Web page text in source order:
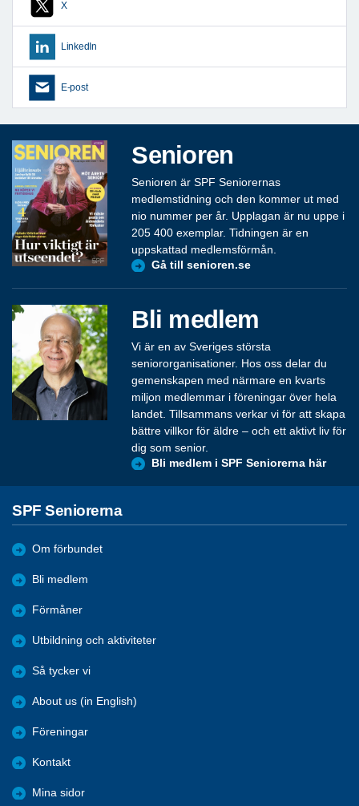
X
LinkedIn
E-post
Senioren
Senioren är SPF Seniorernas
medlemstidning och den kommer ut med
nio nummer per år. Upplagan är nu uppe i
205 400 exemplar. Tidningen är en
uppskattad medlemsförmån.
Gå till senioren.se
Bli medlem
Vi är en av Sveriges största
seniororganisationer. Hos oss delar du
gemenskapen med närmare en kvarts
miljon medlemmar i föreningar över hela
landet. Tillsammans verkar vi för att skapa
bättre villkor för äldre – och ett aktivt liv för
dig som senior.
Bli medlem i SPF Seniorerna här
SPF Seniorerna
Om förbundet
Bli medlem
Förmåner
Utbildning och aktiviteter
Så tycker vi
About us (in English)
Föreningar
Kontakt
Mina sidor